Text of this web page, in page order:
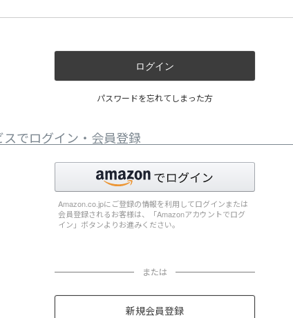
必
ログイン
パスワードを忘れてしまった方
でログイン・会員登録
Amazon.co.jpにご登録の情報を利用してログインまたは
会員登録されるお客様は、「Amazonアカウントでログ
イン」ボタンよりお進みください。
または
新規会員登録